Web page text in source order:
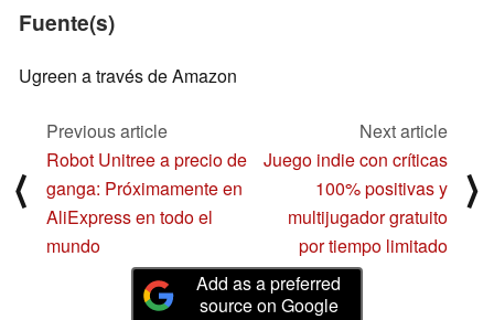
Fuente(s)
Ugreen a través de Amazon
⟨
Previous article
Robot Unitree a precio de
ganga: Próximamente en
AliExpress en todo el
mundo
Next article
Juego indie con críticas
100% positivas y
multijugador gratuito
por tiempo limitado
⟩
Add as a preferred
source on Google